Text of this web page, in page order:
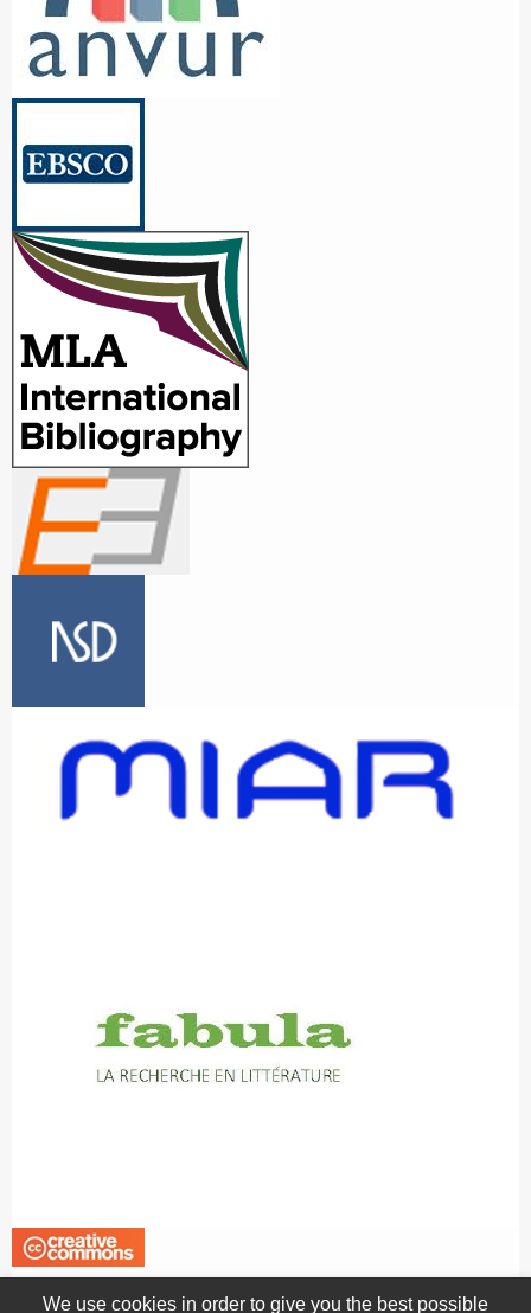
We use cookies in order to give you the best possible